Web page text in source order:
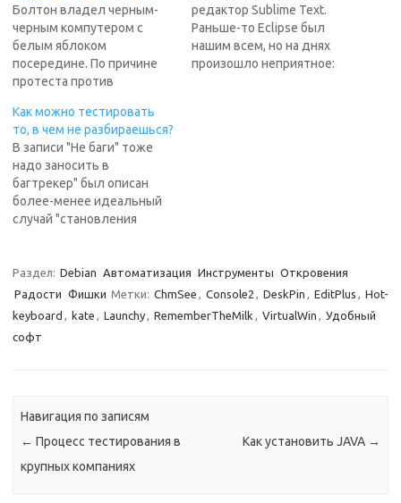
Болтон владел черным-
черным компутером с
белым яблоком
посередине. По причине
протеста против
кусок яблока на логотипе
ноута был откушен.
Тезисы доклада
"Тестировщики - валите из
Quality assurance business".
Что такое качество? Не
соответствие
ожидаю, что Windows
sucks - и она sucks!" Мы
не…
редактор Sublime Text.
Раньше-то Eclipse был
нашим всем, но на днях
произошло неприятное:
Как можно тестировать
то, в чем не разбираешься?
В записи "Не баги" тоже
надо заносить в
багтрекер" был описан
более-менее идеальный
случай "становления
багтрекер всех "не багов".
Коллега Olga пишет
правильное замечание:
это не работает на
больших проектах. Если
все существующие баги,
неправильно,…
Раздел: Debian Автоматизация Инструменты Откровения
Радости Фишки Метки: ChmSee , Console2 , DeskPin , EditPlus , Hot-
keyboard , kate , Launchy, RememberTheMilk , VirtualWin , Удобный
софт
Навигация по записям
← Процесс тестирования в
крупных компаниях
Как установить JAVA →